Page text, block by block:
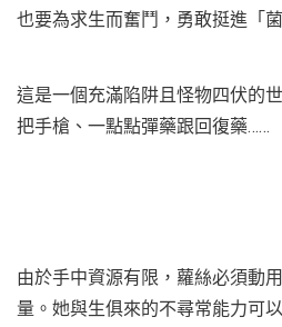
也要為求生而奮鬥，勇敢挺進「
這是一個充滿陷阱且怪物四伏的
把手槍、一點點彈藥跟回復藥……
由於手中資源有限，蘿絲必須動
量。她與生俱來的不尋常能力可